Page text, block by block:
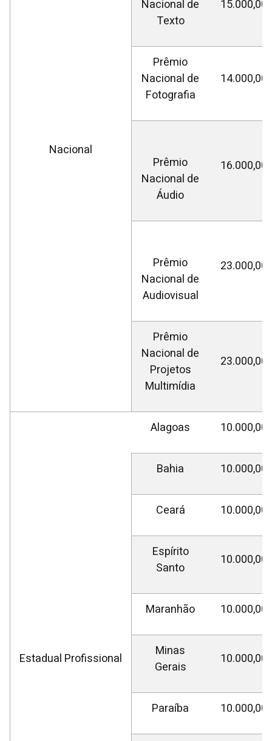
Nacional
Nacional de
Texto
15.000,00
Prêmio
Nacional de
Fotografia
14.000,00
Prêmio
Nacional de
Áudio
16.000,00
Prêmio
Nacional de
Audiovisual
23.000,00
Prêmio
Nacional de
Projetos
Multimídia
23.000,00
Estadual Profissional
Alagoas 10.000,00
Bahia 10.000,00
Ceará 10.000,00
Espírito
Santo
10.000,00
Maranhão 10.000,00
Minas
Gerais
10.000,00
Paraíba 10.000,00